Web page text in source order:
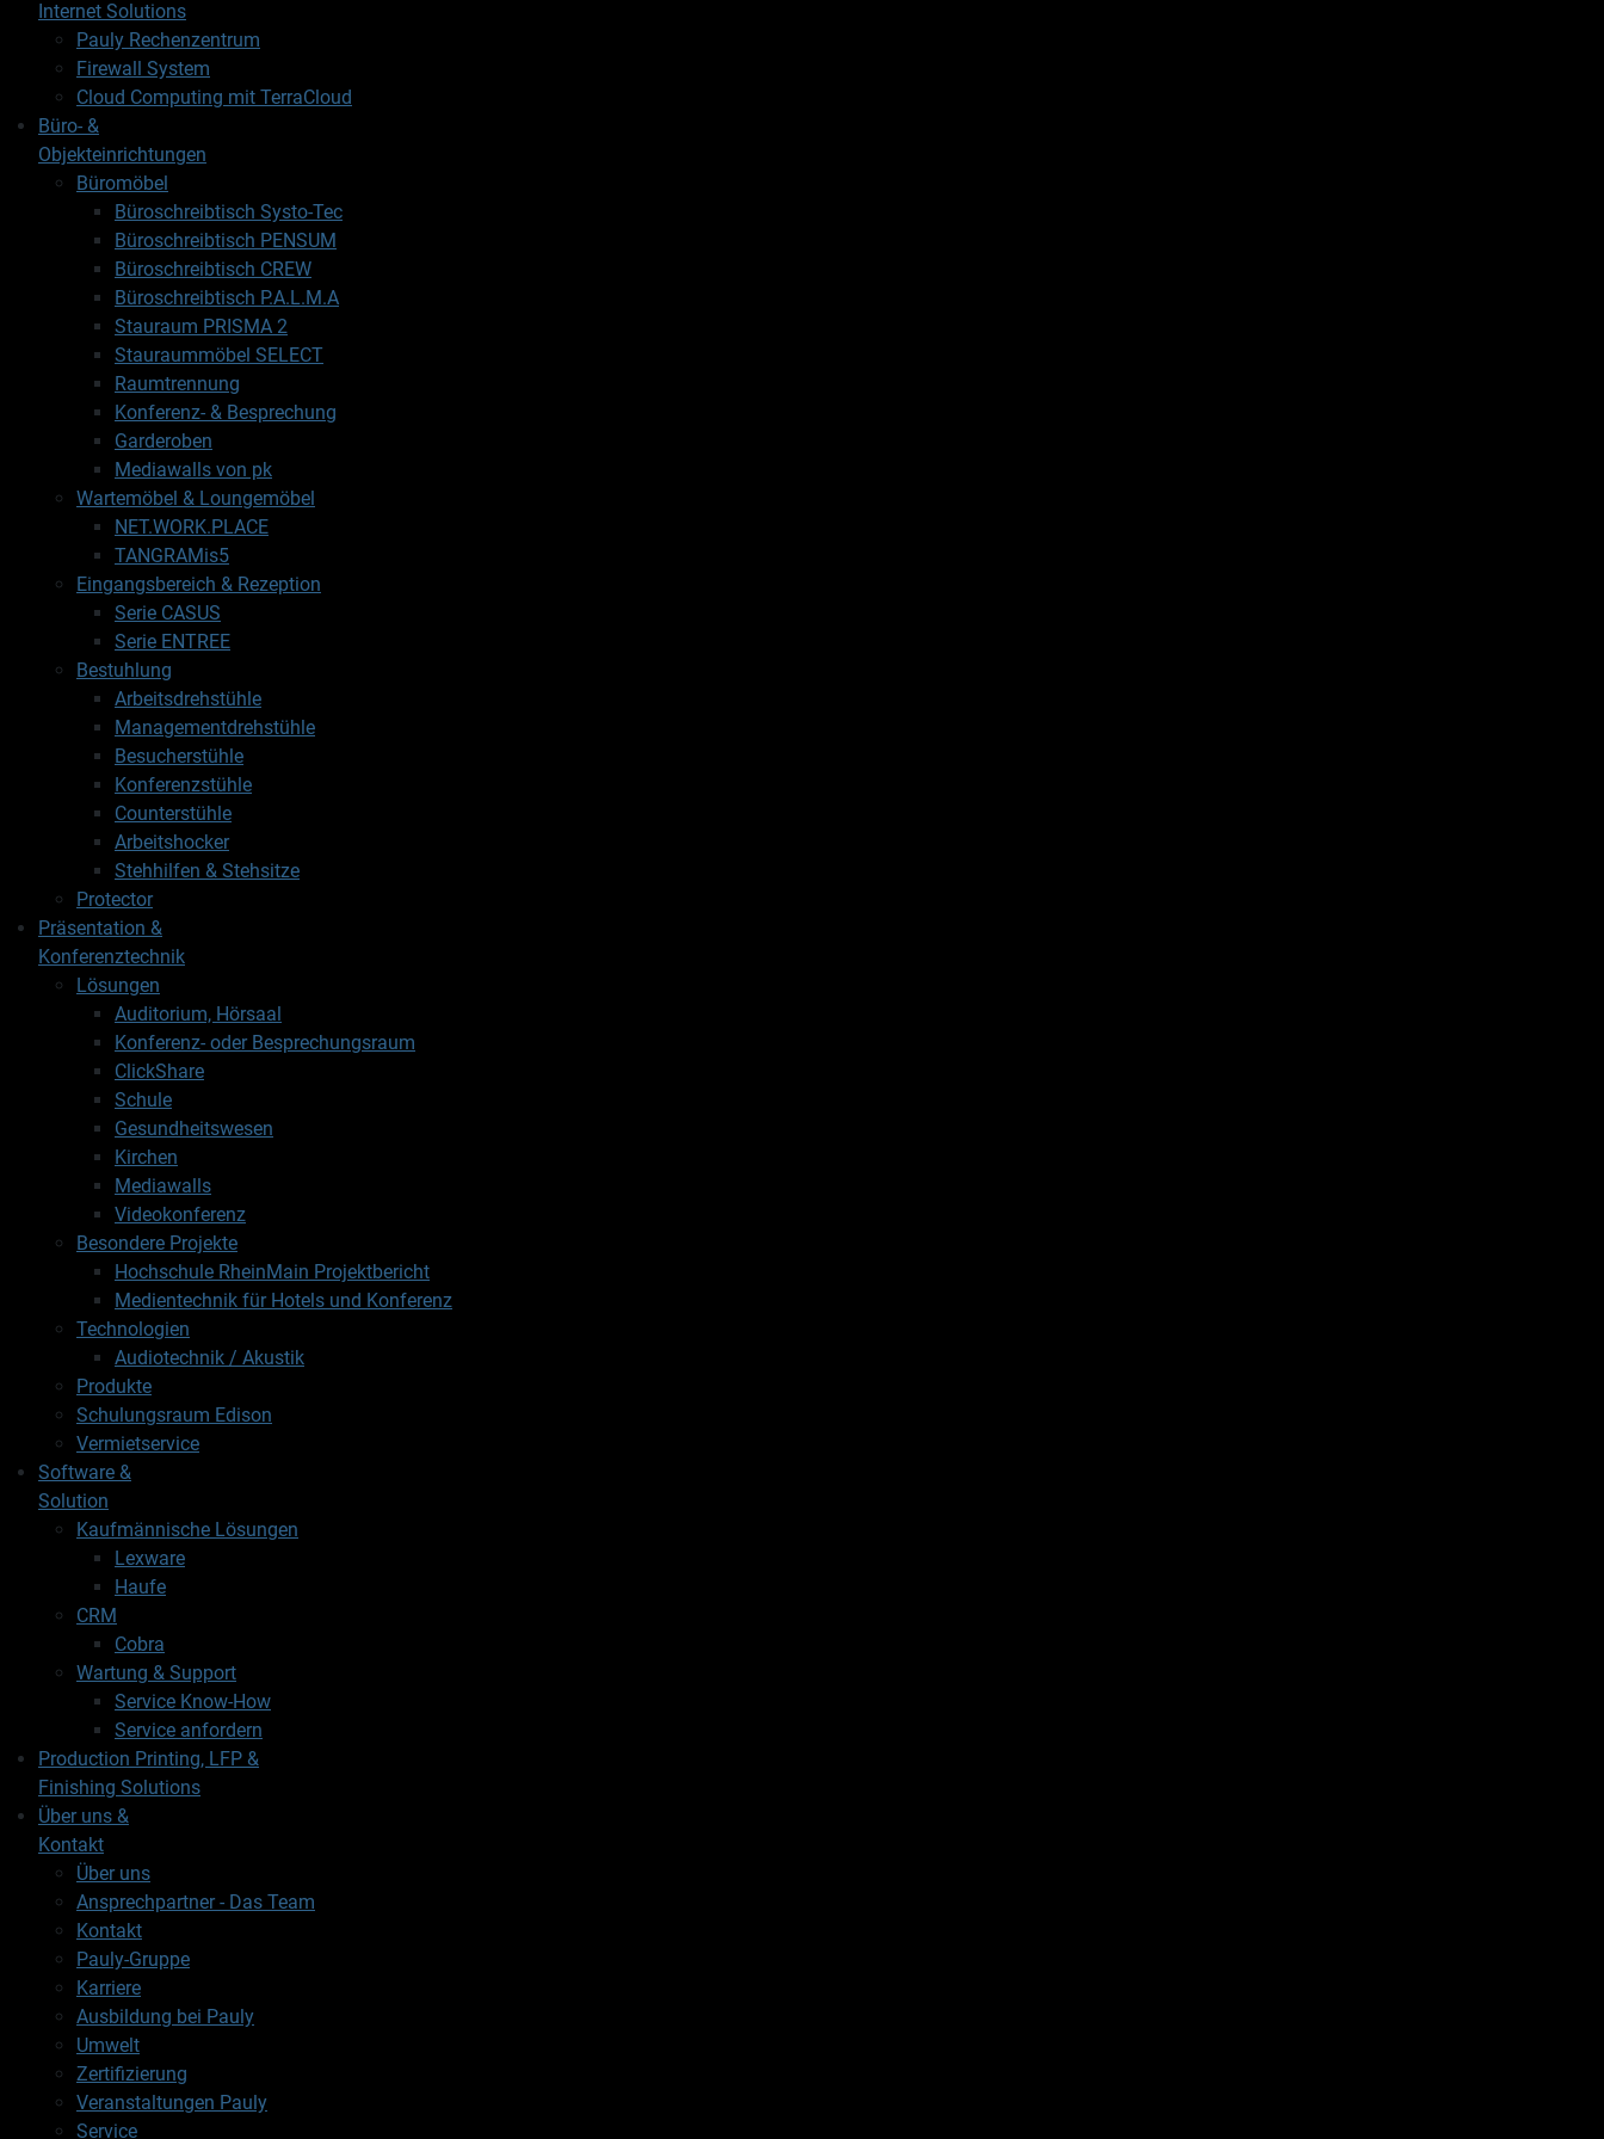
Internet Solutions
Pauly Rechenzentrum
Firewall System
Cloud Computing mit TerraCloud
Büro- &
Objekteinrichtungen
Büromöbel
Büroschreibtisch Systo-Tec
Büroschreibtisch PENSUM
Büroschreibtisch CREW
Büroschreibtisch P.A.L.M.A
Stauraum PRISMA 2
Stauraummöbel SELECT
Raumtrennung
Konferenz- & Besprechung
Garderoben
Mediawalls von pk
Wartemöbel & Loungemöbel
NET.WORK.PLACE
TANGRAMis5
Eingangsbereich & Rezeption
Serie CASUS
Serie ENTREE
Bestuhlung
Arbeitsdrehstühle
Managementdrehstühle
Besucherstühle
Konferenzstühle
Counterstühle
Arbeitshocker
Stehhilfen & Stehsitze
Protector
Präsentation &
Konferenztechnik
Lösungen
Auditorium, Hörsaal
Konferenz- oder Besprechungsraum
ClickShare
Schule
Gesundheitswesen
Kirchen
Mediawalls
Videokonferenz
Besondere Projekte
Hochschule RheinMain Projektbericht
Medientechnik für Hotels und Konferenz
Technologien
Audiotechnik / Akustik
Produkte
Schulungsraum Edison
Vermietservice
Software &
Solution
Kaufmännische Lösungen
Lexware
Haufe
CRM
Cobra
Wartung & Support
Service Know-How
Service anfordern
Production Printing, LFP &
Finishing Solutions
Über uns &
Kontakt
Über uns
Ansprechpartner - Das Team
Kontakt
Pauly-Gruppe
Karriere
Ausbildung bei Pauly
Umwelt
Zertifizierung
Veranstaltungen Pauly
Service